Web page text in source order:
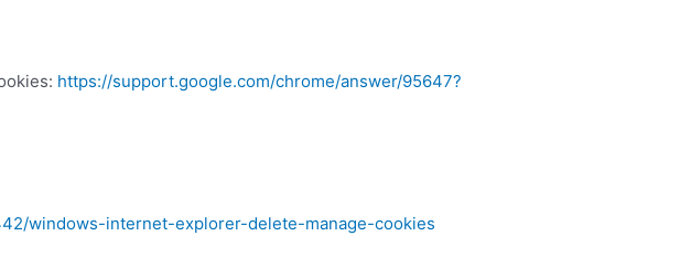
https://support.google.com/chrome/answer/95647?
windows-internet-explorer-delete-manage-cookies